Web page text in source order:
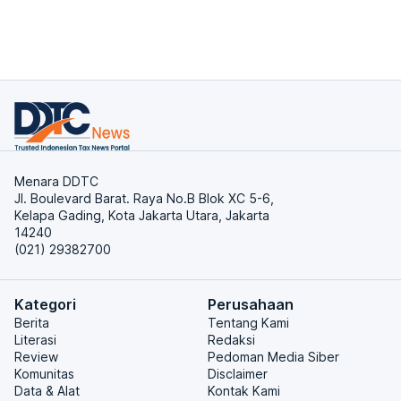
Menara DDTC
Jl. Boulevard Barat. Raya No.B Blok XC 5-6,
Kelapa Gading, Kota Jakarta Utara, Jakarta
14240
(021) 29382700
Kategori
Berita
Literasi
Review
Komunitas
Data & Alat
Perusahaan
Tentang Kami
Redaksi
Pedoman Media Siber
Disclaimer
Kontak Kami